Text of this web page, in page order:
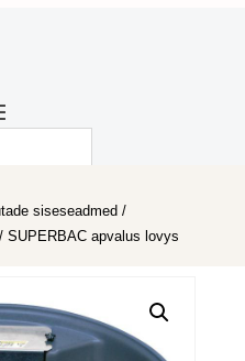
siseseadmed /
/ SUPERBAC apvalus lovys